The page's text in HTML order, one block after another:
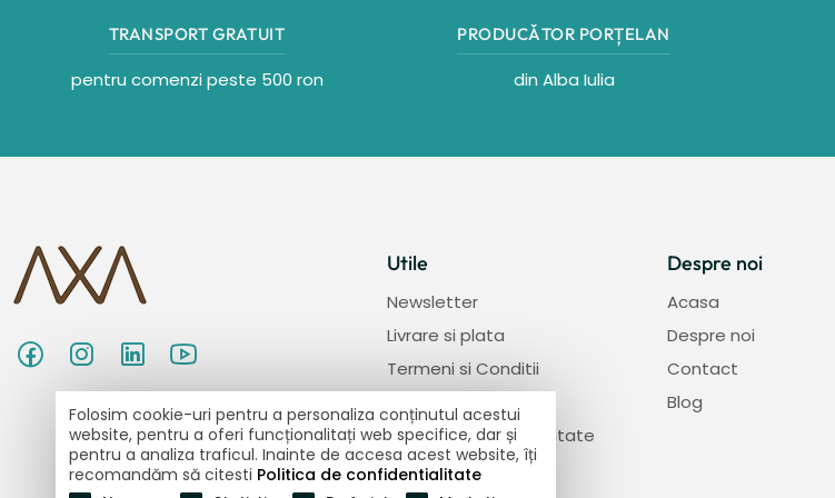
TRANSPORT GRATUIT
pentru comenzi peste 500 ron
PRODUCǍTOR PORȚELAN
din Alba Iulia
Utile
Newsletter
Livrare si plata
Termeni si Conditii
Politica Confidentialitate
GDPR
Despre noi
Acasa
Despre noi
Contact
Blog
Folosim cookie-uri pentru a personaliza conținutul acestui
website, pentru a oferi funcționalitați web specifice, dar și
pentru a analiza traficul. Inainte de accesa acest website, îți
recomandăm să citesti Politica de confidentialitate